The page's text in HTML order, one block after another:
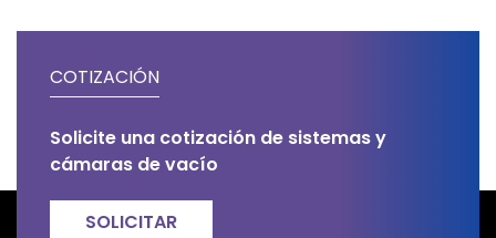
COTIZACIÓN
Solicite una cotización de sistemas y
cámaras de vacío
SOLICITAR